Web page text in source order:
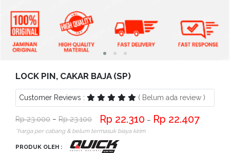
Kritik
Saran
LOCK PIN, CAKAR BAJA (SP)
Customer Reviews : ( Belum ada review )
23.000 − 23.100 22.310 − 22.407
*harga per cabang & belum termasuk biaya kirim
PRODUK OLEH :